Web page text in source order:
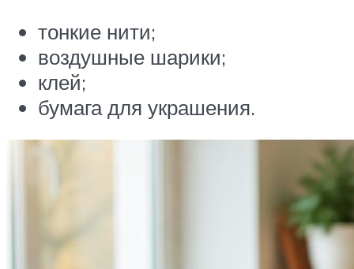
тонкие нити;
воздушные шарики;
клей;
бумага для украшения.